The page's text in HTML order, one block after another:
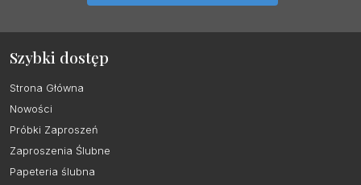
Szybki dostęp
Strona Główna
Nowości
Próbki Zaproszeń
Zaproszenia Ślubne
Papeteria ślubna